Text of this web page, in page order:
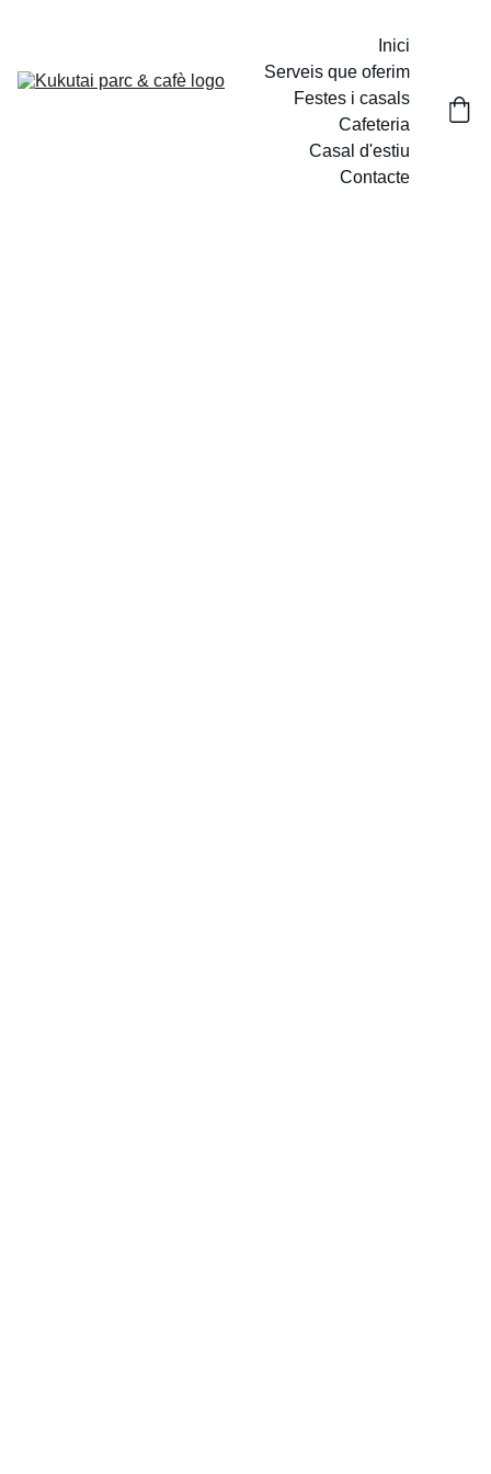
Inici
Serveis que oferim
Festes i casals
Cafeteria
Casal d'estiu
Contacte